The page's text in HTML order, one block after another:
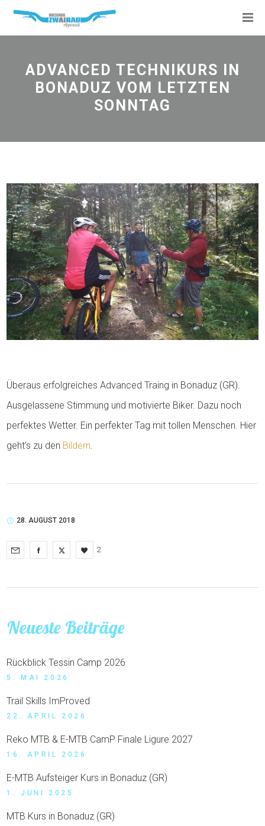
ADVANCED TECHNIKURS IN
BONADUZ VOM LETZTEN
SONNTAG
Überaus erfolgreiches Advanced Traing in Bonaduz (GR).
Ausgelassene Stimmung und motivierte Biker. Dazu noch
perfektes Wetter. Ein perfekter Tag mit tollen Menschen. Hier
geht’s zu den Bildern.
28. AUGUST 2018
2
Neueste Beiträge
Rückblick Tessin Camp 2026
5. MAI 2026
Trail Skills ImProved
22. APRIL 2026
Reko MTB & E-MTB CamP Finale Ligure 2027
16. APRIL 2026
E-MTB Aufsteiger Kurs in Bonaduz (GR)
1. JUNI 2025
MTB Kurs in Bonaduz (GR)